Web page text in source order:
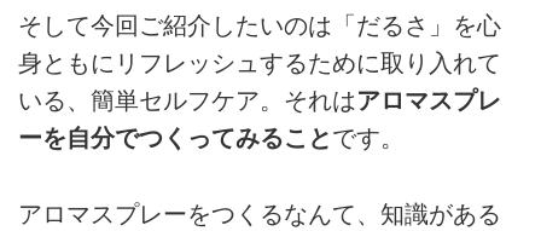
そして今回ご紹介したいのは「だるさ」を心
身ともにリフレッシュするために取り入れて
いる、簡単セルフケア。それはアロマスプレ
ーを自分でつくってみることです。
アロマスプレーをつくるなんて、知識がある